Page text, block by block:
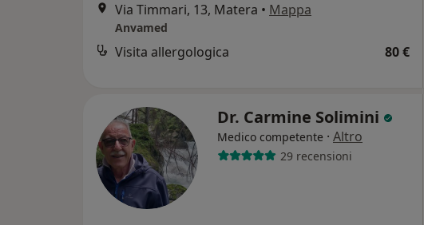
Via Timmari, 13, Matera • Mappa
Anvamed
Visita allergologica 80 €
Dr. Carmine Solimini
Medico competente · Altro
29 recensioni